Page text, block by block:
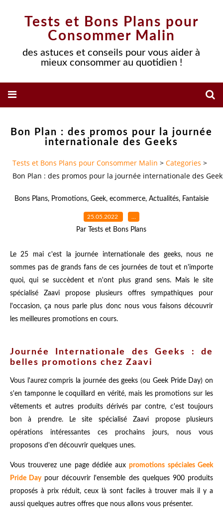
Tests et Bons Plans pour
Consommer Malin
des astuces et conseils pour vous aider à
mieux consommer au quotidien !
Bon Plan : des promos pour la journée
internationale des Geeks
Tests et Bons Plans pour Consommer Malin > Categories >
Bon Plan : des promos pour la journée internationale des
Bons Plans, Promotions, Geek, ecommerce, Actualités, Fantaisie
25.05.2022 …
Par Tests et Bons Plans
Le 25 mai c'est la journée internationale des geeks, nous ne
sommes pas de grands fans de ces journées de tout et n'importe
quoi, qui se succèdent et n'ont plus grand sens. Mais le site
spécialisé Zaavi propose plusieurs offres sympathiques pour
l'occasion, ça nous parle plus donc nous vous faisons découvrir
les meilleures promotions en cours.
Journée Internationale des Geeks : de
belles promotions chez Zaavi
Vous l'aurez compris la journée des geeks (ou Geek Pride Day) on
s'en tamponne le coquillard en vérité, mais les promotions sur les
vêtements et autres produits dérivés par contre, c'est toujours
bon à prendre. Le site spécialisé Zaavi propose plusieurs
opérations intéressantes ces prochains jours, nous vous
proposons d'en découvrir quelques unes.
Vous trouverez une page dédiée auxpromotions spéciales Geek
Pride Daypour découvrir l'ensemble des quelques 900 produits
proposés à prix réduit, ceux là sont faciles à trouver mais il y a
aussi quelques autres offres que nous allons vous présenter.